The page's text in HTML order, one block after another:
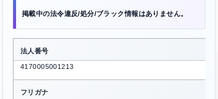
掲載中の法令違反/処分/ブラック情報はありません。
法人番号
4170005001213
フリガナ